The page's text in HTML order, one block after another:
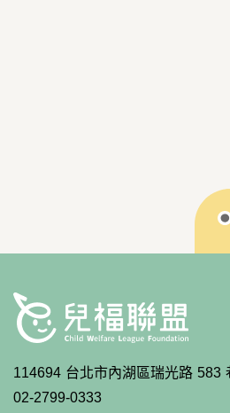
114694 台北市內湖區瑞光路 583
02-2799-0333